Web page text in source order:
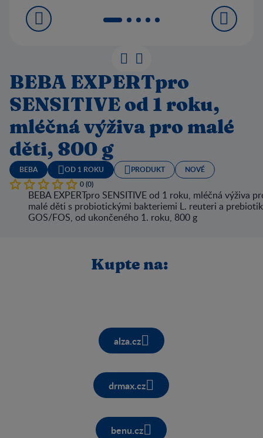
BEBA EXPERTpro
SENSITIVE od 1 roku,
mléčná výživa pro malé
děti, 800 g
BEBA OD 1 ROKU PRODUKT
NOVÉ
0 (0)
BEBA EXPERTpro SENSITIVE od 1 roku, mléčná výživa
malé děti s probiotickými bakteriemi L. reuteri a
GOS/FOS, od ukončeného 1. roku, 800 g
Kupte na:
alza.cz
drmax.cz
benu.cz